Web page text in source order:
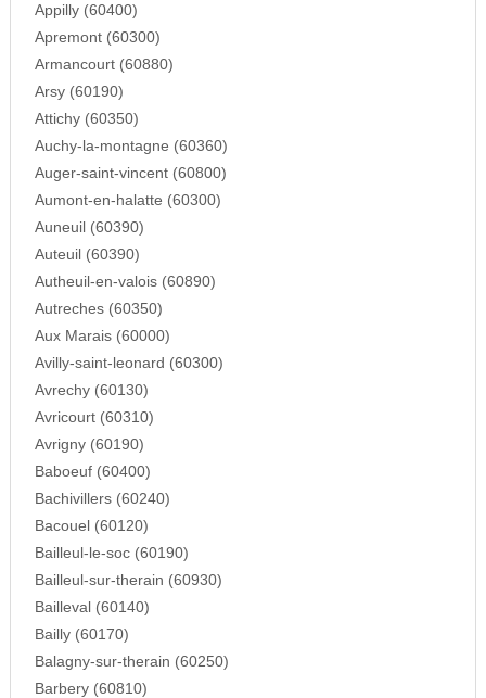
Appilly (60400)
Apremont (60300)
Armancourt (60880)
Arsy (60190)
Attichy (60350)
Auchy-la-montagne (60360)
Auger-saint-vincent (60800)
Aumont-en-halatte (60300)
Auneuil (60390)
Auteuil (60390)
Autheuil-en-valois (60890)
Autreches (60350)
Aux Marais (60000)
Avilly-saint-leonard (60300)
Avrechy (60130)
Avricourt (60310)
Avrigny (60190)
Baboeuf (60400)
Bachivillers (60240)
Bacouel (60120)
Bailleul-le-soc (60190)
Bailleul-sur-therain (60930)
Bailleval (60140)
Bailly (60170)
Balagny-sur-therain (60250)
Barbery (60810)